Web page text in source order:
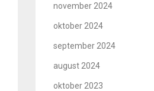
november 2024
oktober 2024
september 2024
august 2024
oktober 2023